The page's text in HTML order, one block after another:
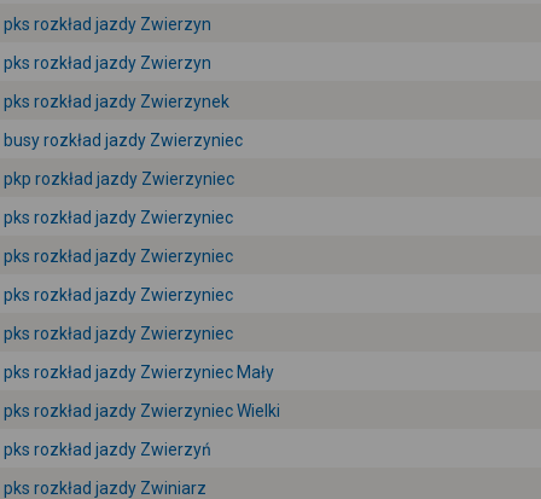
pks rozkład jazdy Zwierzyn
pks rozkład jazdy Zwierzyn
pks rozkład jazdy Zwierzynek
busy rozkład jazdy Zwierzyniec
pkp rozkład jazdy Zwierzyniec
pks rozkład jazdy Zwierzyniec
pks rozkład jazdy Zwierzyniec
pks rozkład jazdy Zwierzyniec
pks rozkład jazdy Zwierzyniec
pks rozkład jazdy Zwierzyniec Mały
pks rozkład jazdy Zwierzyniec Wielki
pks rozkład jazdy Zwierzyń
pks rozkład jazdy Zwiniarz